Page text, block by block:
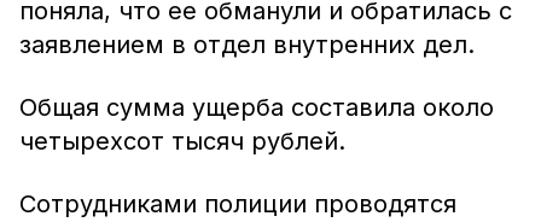
поняла, что ее обманули и обратилась с
заявлением в отдел внутренних дел.
Общая сумма ущерба составила около
четырехсот тысяч рублей.
Сотрудниками полиции проводятся